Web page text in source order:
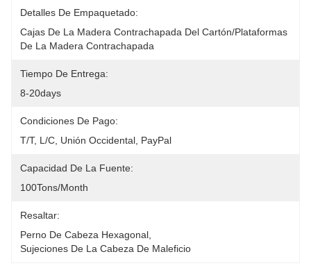
Detalles De Empaquetado:
Cajas De La Madera Contrachapada Del Cartón/plataformas
De La Madera Contrachapada
Tiempo De Entrega:
8-20days
Condiciones De Pago:
T/T, L/C, Unión Occidental, PayPal
Capacidad De La Fuente:
100Tons/Month
Resaltar:
Perno De Cabeza Hexagonal
Sujeciones De La Cabeza De Maleficio